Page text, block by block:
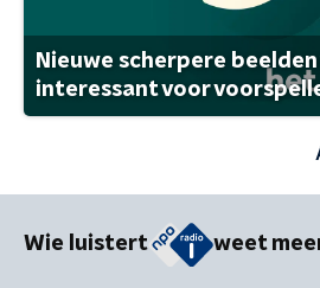
Nieuwe scherpere beelden
interessant voor
Wie luistert weet